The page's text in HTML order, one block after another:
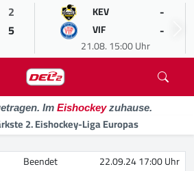
2
5
KEV -
VIF -
21.08. 15:00 Uhr
Im Eishockeyzuhause.
2. Eishockey-Liga Europas
Beendet 22.09.24 17:00 Uhr